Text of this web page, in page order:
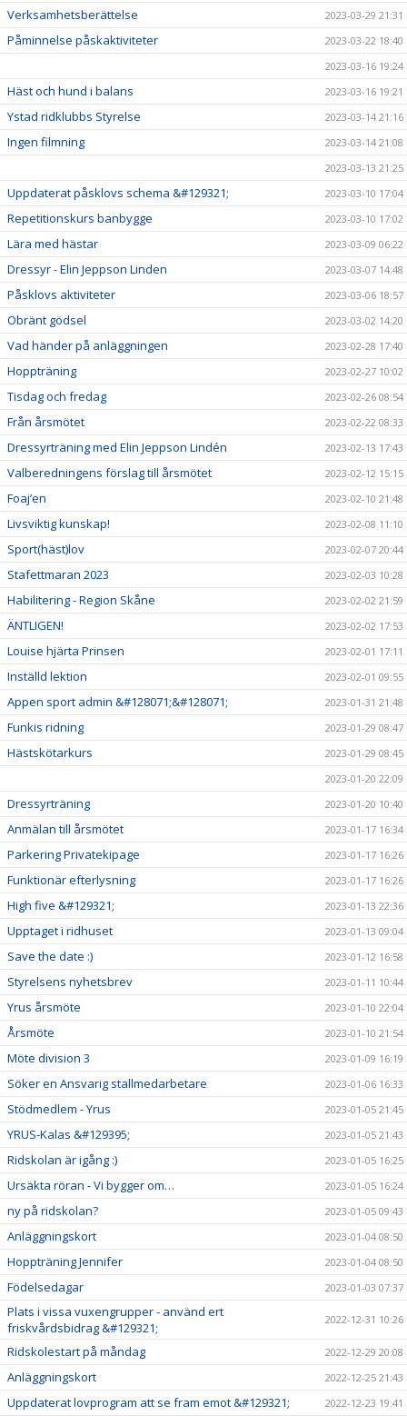
Verksamhetsberättelse 2023-03-29 21:31
Påminnelse påskaktiviteter
2023-03-22 18:40
2023-03-16 19:24
Häst och hund i balans 2023-03-16 19:21
Ystad ridklubbs Styrelse 2023-03-14 21:16
Ingen filmning
2023-03-14 21:08
2023-03-13 21:25
Uppdaterat påsklovs schema &#129321; 2023-03-10 17:04
Repetitionskurs banbygge 2023-03-10 17:02
Lära med hästar 2023-03-09 06:22
Dressyr - Elin Jeppson Linden 2023-03-07 14:48
Påsklovs aktiviteter 2023-03-06 18:57
Obränt gödsel 2023-03-02 14:20
Vad händer på anläggningen 2023-02-28 17:40
Hoppträning 2023-02-27 10:02
Tisdag och fredag 2023-02-26 08:54
Från årsmötet 2023-02-22 08:33
Dressyrträning med Elin Jeppson Lindén 2023-02-13 17:43
Valberedningens förslag till årsmötet 2023-02-12 15:15
Foaj’en 2023-02-10 21:48
Livsviktig kunskap! 2023-02-08 11:10
Sport(häst)lov 2023-02-07 20:44
Stafettmaran 2023 2023-02-03 10:28
Habilitering - Region Skåne 2023-02-02 21:59
ÄNTLIGEN! 2023-02-02 17:53
Louise hjärta Prinsen 2023-02-01 17:11
Inställd lektion 2023-02-01 09:55
Appen sport admin &#128071;&#128071; 2023-01-31 21:48
Funkis ridning 2023-01-29 08:47
Hästskötarkurs
2023-01-29 08:45
2023-01-20 22:09
Dressyrträning 2023-01-20 10:40
Anmälan till årsmötet 2023-01-17 16:34
Parkering Privatekipage 2023-01-17 16:26
Funktionär efterlysning 2023-01-17 16:26
High five &#129321; 2023-01-13 22:36
Upptaget i ridhuset 2023-01-13 09:04
Save the date :) 2023-01-12 16:58
Styrelsens nyhetsbrev 2023-01-11 10:44
Yrus årsmöte 2023-01-10 22:04
Årsmöte 2023-01-10 21:54
Möte division 3 2023-01-09 16:19
Söker en Ansvarig stallmedarbetare 2023-01-06 16:33
Stödmedlem - Yrus 2023-01-05 21:45
YRUS-Kalas &#129395; 2023-01-05 21:43
Ridskolan är igång :) 2023-01-05 16:25
Ursäkta röran - Vi bygger om… 2023-01-05 16:24
ny på ridskolan? 2023-01-05 09:43
Anläggningskort 2023-01-04 08:50
Hoppträning Jennifer 2023-01-04 08:50
Födelsedagar 2023-01-03 07:37
Plats i vissa vuxengrupper - använd ert
friskvårdsbidrag &#129321;
2022-12-31 10:26
Ridskolestart på måndag 2022-12-29 20:08
Anläggningskort 2022-12-25 21:43
Uppdaterat lovprogram att se fram emot &#129321; 2022-12-23 19:41